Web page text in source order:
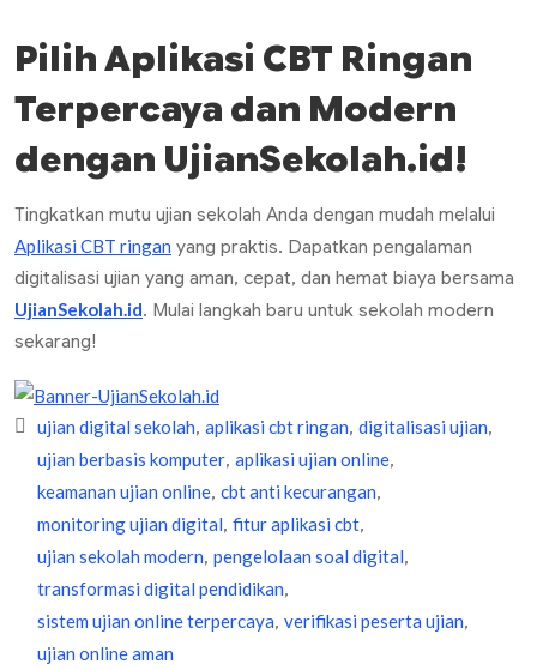
Pilih Aplikasi CBT Ringan
Terpercaya dan Modern
dengan UjianSekolah.id!
Tingkatkan mutu ujian sekolah Anda dengan mudah melalui
Aplikasi CBT ringan yang praktis. Dapatkan pengalaman
digitalisasi ujian yang aman, cepat, dan hemat biaya bersama
UjianSekolah.id. Mulai langkah baru untuk sekolah modern
sekarang!
ujian digital sekolah, aplikasi cbt ringan, digitalisasi ujian,
ujian berbasis komputer, aplikasi ujian online,
keamanan ujian online, cbt anti kecurangan,
monitoring ujian digital, fitur aplikasi cbt,
ujian sekolah modern, pengelolaan soal digital,
transformasi digital pendidikan,
sistem ujian online terpercaya, verifikasi peserta ujian,
ujian online aman